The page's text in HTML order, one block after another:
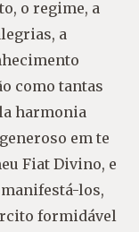
o regime, a
a
como tantas
harmonia
em te
Fiat Divino, e
los,
formidável